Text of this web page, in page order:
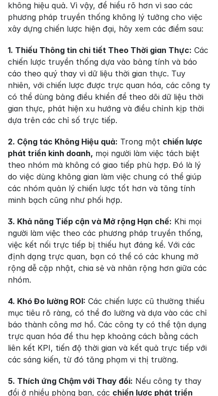
không hiệu quả. Vì vậy, để hiểu rõ hơn vì sao các
phương pháp truyền thống không lý tưởng cho việc
xây dựng chiến lược hiện đại, hãy xem các điểm sau:
1. Thiếu Thông tin chi tiết Theo Thời gian Thực: Các
chiến lược truyền thống dựa vào bảng tính và báo
cáo theo quý thay vì dữ liệu thời gian thực. Tuy
nhiên, với chiến lược được trực quan hóa, các công ty
có thể dùng bảng điều khiển để theo dõi dữ liệu thời
gian thực, phát hiện xu hướng và điều chỉnh kịp thời
dựa trên các chỉ số trực tiếp.
2. Cộng tác Không Hiệu quả: Trong một chiến lược
phát triển kinh doanh, mọi người làm việc tách biệt
theo nhóm mà không có giao tiếp phù hợp. Đó là lý
do việc dùng không gian làm việc chung có thể giúp
các nhóm quản lý chiến lược tốt hơn và tăng tính
minh bạch cũng như phối hợp.
3. Khả năng Tiếp cận và Mở rộng Hạn chế: Khi mọi
người làm việc theo các phương pháp truyền thống,
việc kết nối trực tiếp bị thiếu hụt đáng kể. Với các
định dạng trực quan, bạn có thể có các khung mở
rộng dễ cập nhật, chia sẻ và nhân rộng hơn giữa các
nhóm.
4. Khó Đo lường ROI: Các chiến lược cũ thường thiếu
mục tiêu rõ ràng, có thể đo lường và dựa vào các chỉ
báo thành công mơ hồ. Các công ty có thể tận dụng
trực quan hóa để thu hẹp khoảng cách bằng cách
liên kết KPI, tiến độ thời gian và kết quả trực tiếp với
các sáng kiến, từ đó tăng phạm vi thị trường.
5. Thích ứng Chậm với Thay đổi: Nếu công ty thay
đổi ở nhiều phòng ban, các chiến lược phát triển